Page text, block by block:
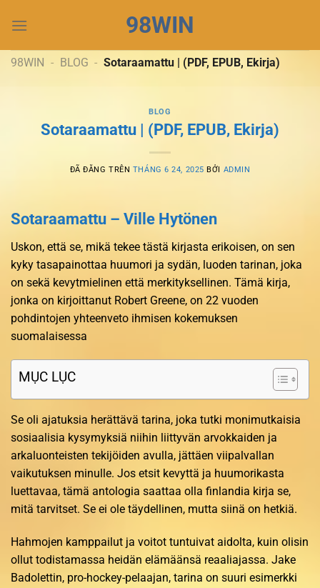
đến
dung
98WIN
98WIN - BLOG - Sotaraamattu | (PDF, EPUB, Ekirja)
BLOG
Sotaraamattu | (PDF, EPUB, Ekirja)
ĐÃ ĐĂNG TRÊN THÁNG 6 24, 2025 BỞI ADMIN
Sotaraamattu – Ville Hytönen
Uskon, että se, mikä tekee tästä kirjasta erikoisen, on sen
kyky tasapainottaa huumori ja sydän, luoden tarinan, joka
on sekä kevytmielinen että merkityksellinen. Tämä kirja,
jonka on kirjoittanut Robert Greene, on 22 vuoden
pohdintojen yhteenveto ihmisen kokemuksen
suomalaisessa
MỤC LỤC
Se oli ajatuksia herättävä tarina, joka tutki monimutkaisia
sosiaalisia kysymyksiä niihin liittyvän arvokkaiden ja
arkaluonteisten tekijöiden avulla, jättäen viipalvallan
vaikutuksen minulle. Jos etsit kevyttä ja huumorikasta
luettavaa, tämä antologia saattaa olla finlandia kirja​ se,
mitä tarvitset. Se ei ole täydellinen, mutta siinä on hetkiä.
Hahmojen kamppailut ja voitot tuntuivat aidolta, kuin olisin
ollut todistamassa heidän elämäänsä reaaliajassa. Jake
Badolettin, pro-hockey-pelaajan, tarina on suuri esimerkki